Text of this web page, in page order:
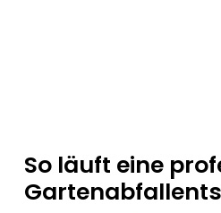
So läuft eine